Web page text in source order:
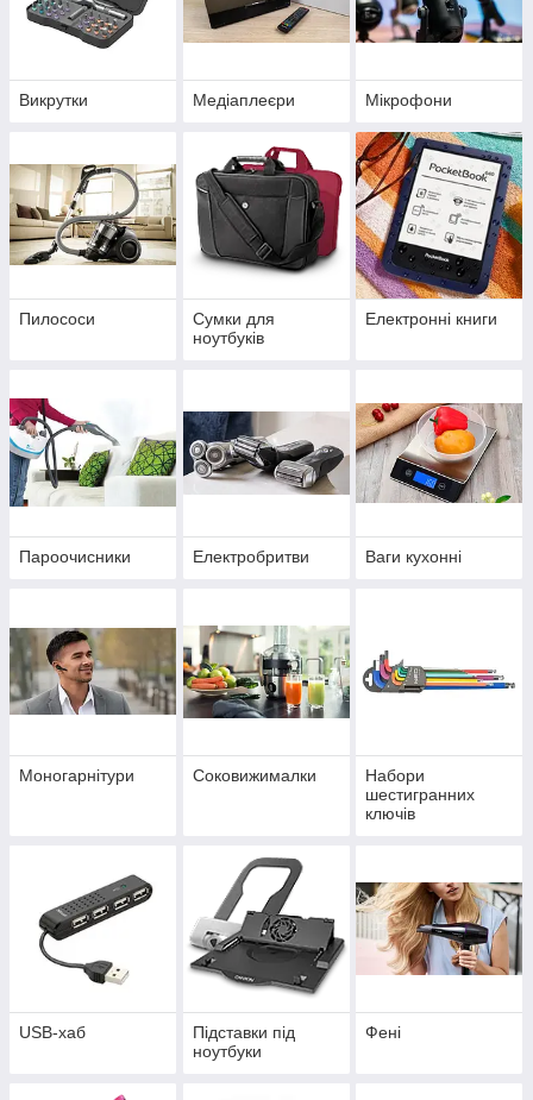
Викрутки Медіаплеєри Мікрофони
Пилососи
Сумки для
ноутбуків
Електронні книги
Пароочисники Електробритви Ваги кухонні
Моногарнітури Соковижималки
Набори
шестигранних
ключів
USB-хаб
Підставки під
ноутбуки
Фені